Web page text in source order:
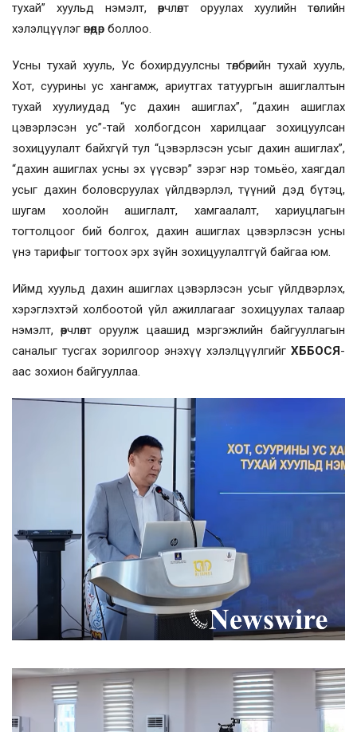
тухай” хуульд нэмэлт, өөрчлөлт оруулах хуулийн төслийн
хэлэлцүүлэг өнөөдөр боллоо.
Усны тухай хууль, Ус бохирдуулсны төлбөрийн тухай хууль,
Хот, суурины ус хангамж, ариутгах татуургын ашиглалтын
тухай хуулиудад “ус дахин ашиглах”, “дахин ашиглах
цэвэрлэсэн ус”-тай холбогдсон харилцааг зохицуулсан
зохицуулалт байхгүй тул “цэвэрлэсэн усыг дахин ашиглах”,
“дахин ашиглах усны эх үүсвэр” зэрэг нэр томьёо, хаягдал
усыг дахин боловсруулах үйлдвэрлэл, түүний дэд бүтэц,
шугам хоолойн ашиглалт, хамгаалалт, хариуцлагын
тогтолцоог бий болгох, дахин ашиглах цэвэрлэсэн усны
үнэ тарифыг тогтоох эрх зүйн зохицуулалтгүй байгаа юм.
Иймд хуульд дахин ашиглах цэвэрлэсэн усыг үйлдвэрлэх,
хэрэглэхтэй холбоотой үйл ажиллагааг зохицуулах талаар
нэмэлт, өөрчлөлт оруулж цаашид мэргэжлийн байгууллагын
саналыг тусгах зорилгоор энэхүү хэлэлцүүлгийг ХББОСЯ-
аас зохион байгууллаа.